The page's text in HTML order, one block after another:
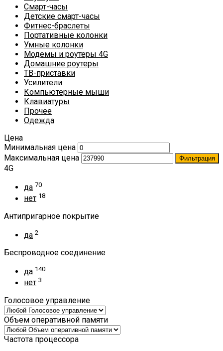
Смарт-часы
Детские смарт-часы
Фитнес-браслеты
Портативные колонки
Умные колонки
Модемы и роутеры 4G
Домашние роутеры
ТВ-приставки
Усилители
Компьютерные мыши
Клавиатуры
Прочее
Одежда
Цена
Минимальная цена
Максимальная цена
Фильтрация
4G
да 70
нет 18
Антипригарное покрытие
да 2
Беспроводное соединение
да 140
нет 3
Голосовое управление
Объем оперативной памяти
Частота процессора